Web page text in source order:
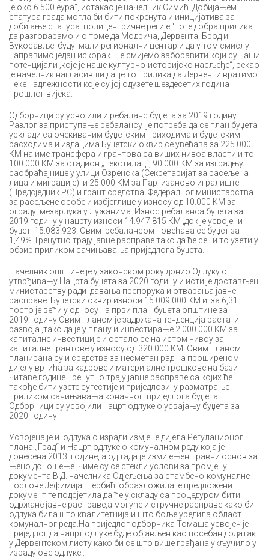
је око 6.500 еура“, истакао је начелник Симић. Добијањем
статуса града могла би бити покренута и иницијатива за
добијање статуса полицентричне регије.“То је добра прилика
да разговарамо и о томе да Модрича, Дервента, Брод и
Вукосавље буду мали регионални центар и да у том смислу
направимо један искорак. Не смијемо заборавити који су наши
потенцијали ,које је наше културно-историјско насљеђе“, рекао
је начелник нагласивши да је то прилика да Дервенти вратимо
неке надлежности које су јој одузете шездесетих година
прошлог вијека.
Одборници су усвојили и ребаланс буџета за 2019.годину.
Разлог за приступање ребалансу је потреба да се план буџета
усклади са очекиваним буџетским приходима и буџетским
расходима и издацима.Буџетски оквир се увећава за 225.000
КМ на име трансфера и грантова са виших нивоа власти и то:
100.000 КМ за стадион „Текстилац“, 90.000 КМ за изградњу
саобраћајнице у улици Озренска (Секретаријат за расељена
лица и миграције) и 25.000 КМ за Партизаново игралиште
(Предсједник РС) и грант средства Федералног министарства
за расељене особе и избјеглице у износу од 10.000 КМ за
ограду мезарлука у Лужанима. Износ ребаланса буџета за
2019.годину у нацрту износи 14.947.815 КМ ,док је усвојени
буџет 15.083.923. Овим ребалансом повећава се буџет за
1,49%.Тренутно трају јавне расправе тако да ће се и то узети у
обзир приликом сачињавања приједлога буџета.
Начелник општине је у законском року донио Одлуку о
утврђивању Нацрта буџета за 2020.годину и исти је достављен
министарству ради давања препорука и отварања јавне
расправе. Буџетски оквир износи 15.009.000 КМ и за 6,31
посто је већи у односу на први план буџета општине за
2019.годину.Овим планом је задржана тенденција раста и
развоја ,тако да је у плану и инвестирање 2.000.000 КМ за
капиталне инвестиције и остало се на истом нивоу за
капиталне грантове у износу од 320.000 КМ. Овим планом
планирана су и средства за несметан рад на проширеном
дијелу вртића за кадрове и материјалне трошкове на бази
читаве године.Тренутно трају јавне расправе са којих ће
такође бити узете сугестије и приједлози у разматрање
приликом сачињавања коначног приједлога буџета.
Одборници су усвојили нацрт одлуке о усвајању буџета за
2020.годину.
Усвојена је и одлука о изради измјене дијела Регулационог
плана „Град“ и Нацрт одлуке о комуналном реду која је
донесена 2013. године, а од тада је измијењен правни основ за
њено доношење ,чиме су се стекли услови за промјену
документа.В.Д. начелника Одјељења за стамбено-комуналне
послове Јефимија Шербић образложила је предложени
документ те подсјетила да ће у складу са процедуром бити
одржане јавне расправе,а могуће и стручне расправе како би
одлука била што квалитетнија и што боље уредила област
комуналног реда.На приједлог одборника Томаша усвојен је
приједлог да нацрт одлуке буде објављен као посебан додатак
у Дервентском листу како би се што више грађана укључило у
израду ове одлуке .